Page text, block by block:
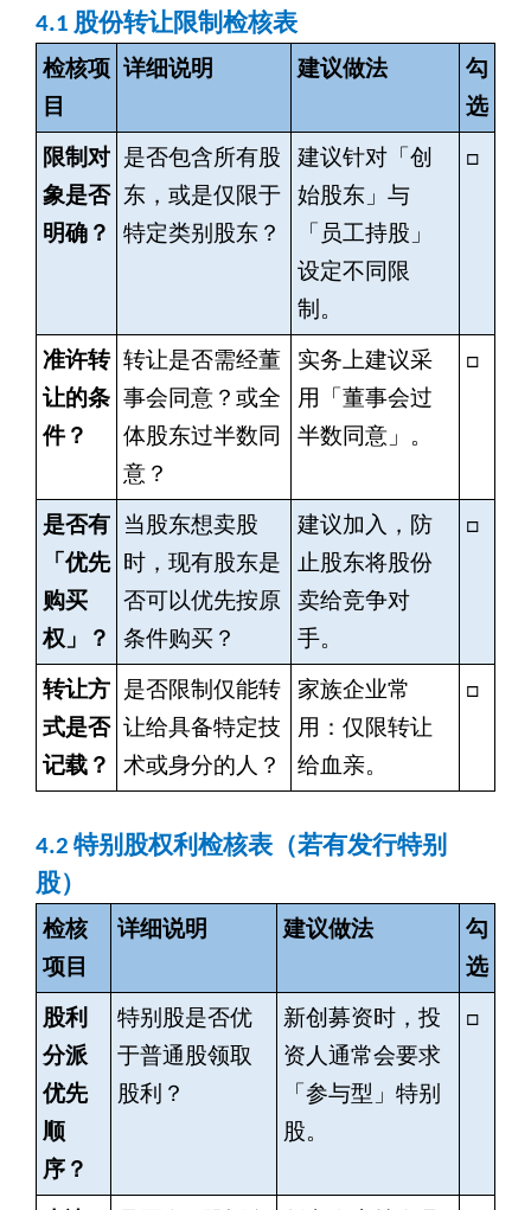
4.1 股份转让限制检核表
检核项
目
详细说明 建议做法
勾
选
限制对
象是否
明确？
是否包含所有股
东，或是仅限于
特定类别股东？
建议针对「创
始股东」与
「员工持股」
设定不同限
制。
□
准许转
让的条
件？
转让是否需经董
事会同意？或全
体股东过半数同
意？
实务上建议采
用「董事会过
半数同意」。
□
是否有
「优先
购买
权」？
当股东想卖股
时，现有股东是
否可以优先按原
条件购买？
建议加入，防
止股东将股份
卖给竞争对
手。
□
转让方
式是否
记载？
是否限制仅能转
让给具备特定技
术或身分的人？
家族企业常
用：仅限转让
给血亲。
□
4.2 特别股权利检核表（若有发行特别
股）
检核
项目
详细说明 建议做法
勾
选
股利
分派
优先
顺
序？
特别股是否优
于普通股领取
股利？
新创募资时，投
资人通常会要求
「参与型」特别
股。
□